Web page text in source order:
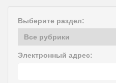
Выберите раздел:
Электронный адрес: